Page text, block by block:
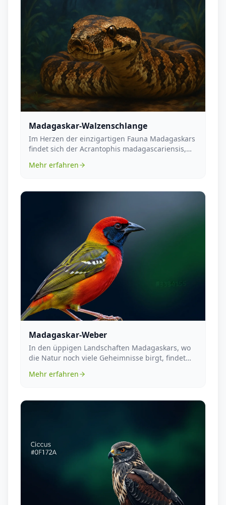
Madagaskar-Walzenschlange
Im Herzen der einzigartigen Fauna Madagaskars
findet sich der Acrantophis madagascariensis,
Mehr erfahren
Madagaskar-Weber
In den üppigen Landschaften Madagaskars, wo
die Natur noch viele Geheimnisse birgt, findet
Mehr erfahren